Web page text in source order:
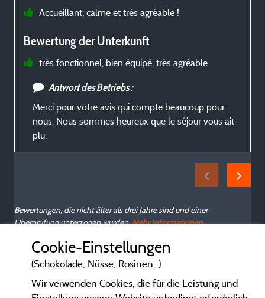
Accueillant, calme et très agréable !
Bewertung der Unterkunft
très fonctionnel, bien équipé, très agréable
Antwort des Betriebs :
Merci pour votre avis qui compte beaucoup pour
nous. Nous sommes heureux que le séjour vous ait
plu.
Bewertungen, die nicht älter als drei Jahre sind und einer
Überprüfung unterzogen wurden.Mehr Informationen
Cookie-Einstellungen
(Schokolade, Nüsse, Rosinen...)
Wir verwenden Cookies, die für die Leistung und